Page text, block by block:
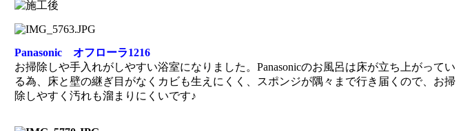
Panasonic オフローラ1216
お掃除しや手入れがしやすい浴室になりました。Panasonicのお風呂は床が立ち上がってい
る為、床と壁の継ぎ目がなくカビも生えにくく、スポンジが隅々まで行き届くので、お掃
除しやすく汚れも溜まりにくいです♪